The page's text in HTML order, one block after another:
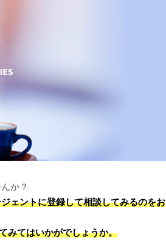
か？
ェントに登録して相談してみるのをお
みてはいかがでしょうか。